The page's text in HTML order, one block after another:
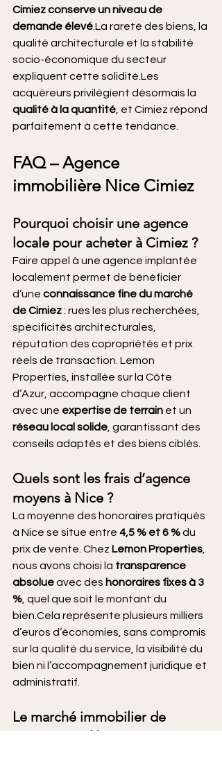
Cimiez conserve un niveau de
demande élevé.La rareté des biens, la
qualité architecturale et la stabilité
socio-économique du secteur
expliquent cette solidité.Les
acquéreurs privilégient désormais la
qualité à la quantité , et Cimiez répond
parfaitement à cette tendance.
FAQ – Agence
immobilière Nice Cimiez
Pourquoi choisir une agence
locale pour acheter à Cimiez ?
Faire appel à une agence implantée
localement permet de bénéficier
d’une connaissance fine du marché
de Cimiez : rues les plus recherchées,
spécificités architecturales,
réputation des copropriétés et prix
réels de transaction. Lemon
Properties, installée sur la Côte
d’Azur, accompagne chaque client
avec une expertise de terrain et un
réseau local solide , garantissant des
conseils adaptés et des biens ciblés.
Quels sont les frais d’agence
moyens à Nice ?
La moyenne des honoraires pratiqués
à Nice se situe entre 4,5 % et 6 % du
prix de vente. Chez Lemon Properties
nous avons choisi la transparence
absolue avec des honoraires fixes à 3
% , quel que soit le montant du
bien.Cela représente plusieurs milliers
d’euros d’économies, sans compromis
sur la qualité du service, la visibilité du
bien ni l’accompagnement juridique et
administratif.
Le marché immobilier de
Cimiez va-t-il baisser en 2025 ?